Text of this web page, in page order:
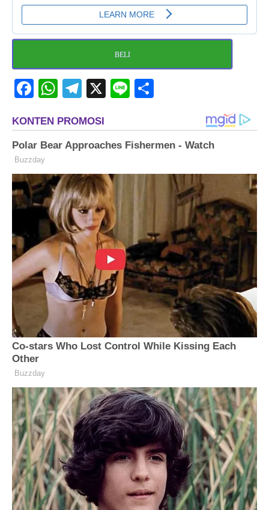
BELI
FacebookWhatsAppTelegram
X Line